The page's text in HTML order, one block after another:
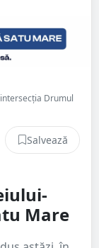
Drumul
Salvează
Mare